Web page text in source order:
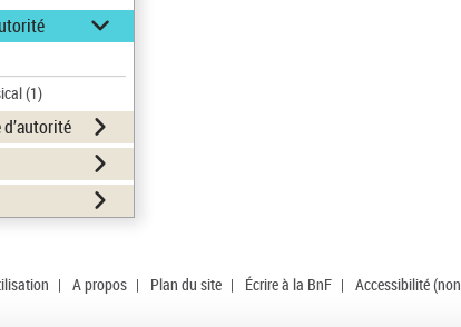
(1)
| A propos | Plan du site | Écrire à la BnF | Accessibilité